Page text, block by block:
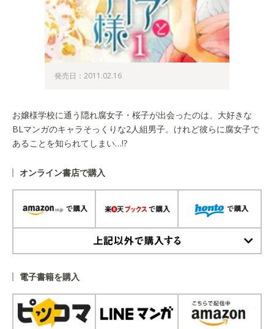
発売日：2011.02.16
お嬢様学校に通う隠れ腐女子・桜子が出会ったのは、大好きな
BLマンガのキャラそっくりな2人組男子。けれど彼らに腐女子で
あることを知られてしまい…!?
オンライン書店で購入
電子書籍を購入